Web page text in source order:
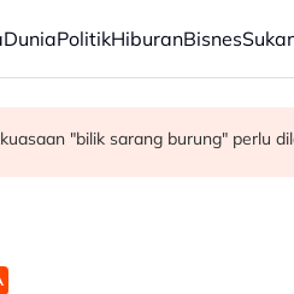
DuniaPolitikHiburanBisnes
mengaku salah beri
esok di Mahkamah Sesyen Kuala
"bilik sarang burung" perlu